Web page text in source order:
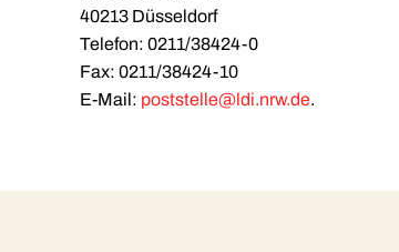
40213 Düsseldorf
Telefon: 0211/38424-0
Fax: 0211/38424-10
E-Mail: poststelle@ldi.nrw.de.